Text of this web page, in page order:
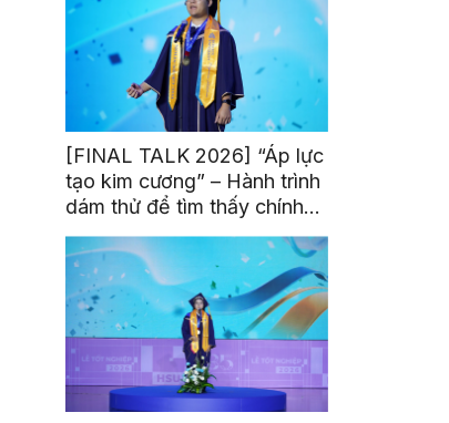
[FINAL TALK 2026] “Áp lực
tạo kim cương” – Hành trình
dám thử để tìm thấy chính
mình